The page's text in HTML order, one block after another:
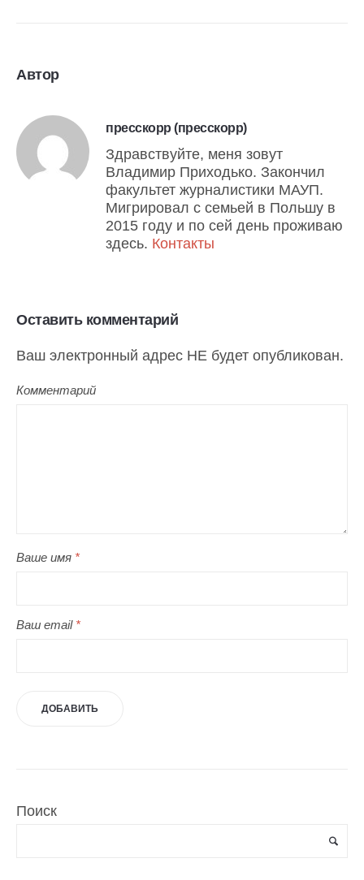
Автор
пресскорр (пресскорр)
Здравствуйте, меня зовут
Владимир Приходько. Закончил
факультет журналистики МАУП.
Мигрировал с семьей в Польшу в
2015 году и по сей день проживаю
здесь. Контакты
Оставить комментарий
Ваш электронный адрес НЕ будет опубликован.
Комментарий
Ваше имя *
Ваш email *
Поиск